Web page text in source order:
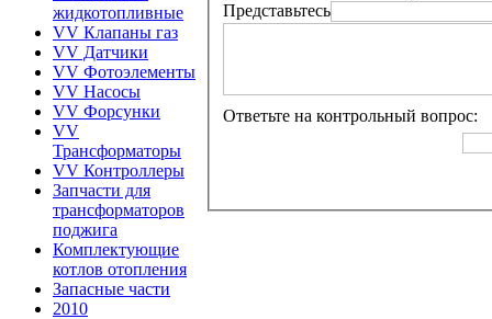
жидкотопливные
VV Клапаны газ
VV Датчики
VV Фотоэлементы
VV Насосы
VV Форсунки
VV
Трансформаторы
VV Контроллеры
Запчасти для
трансформаторов
поджига
Комплектующие
котлов отопления
Запасные части
2010
Представьтесь
Ответьте на контрольный вопрос: